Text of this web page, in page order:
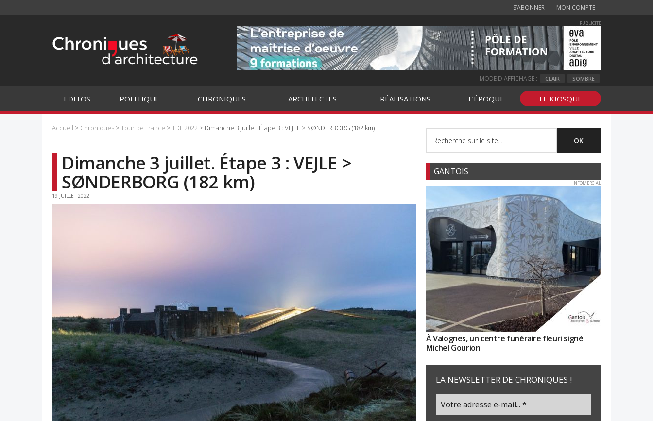
S’ABONNER MON COMPTE
PUBLICITE
MODE D'AFFICHAGE : CLAIR SOMBRE
EDITOS POLITIQUE CHRONIQUES ARCHITECTES RÉALISATIONS L’ÉPOQUE LE KIOSQUE
Accueil > Chroniques > Tour de France > TDF 2022 > Dimanche 3 juillet. Étape 3 : VEJLE > SØNDERBORG (182 km)
Dimanche 3 juillet. Étape 3 : VEJLE >
SØNDERBORG (182 km)
19 JUILLET 2022
GANTOIS
INFOMERCIAL
À Valognes, un centre funéraire fleuri signé
Michel Gourion
LA NEWSLETTER DE CHRONIQUES !